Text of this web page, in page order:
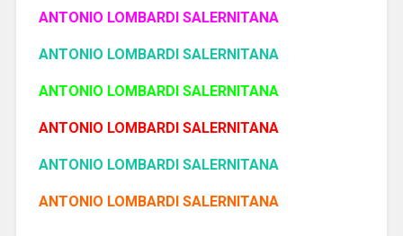
ANTONIO LOMBARDI SALERNITANA
ANTONIO LOMBARDI SALERNITANA
ANTONIO LOMBARDI SALERNITANA
ANTONIO LOMBARDI SALERNITANA
ANTONIO LOMBARDI SALERNITANA
ANTONIO LOMBARDI SALERNITANA